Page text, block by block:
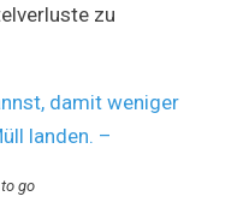
zu
damit weniger
landen. –
go